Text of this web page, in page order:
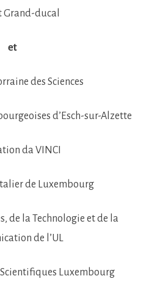
Grand-ducal
et
des Sciences
d’Esch-sur-Alzette
da VINCI
de Luxembourg
de la Technologie et de la
de l’UL
Scientifiques Luxembourg